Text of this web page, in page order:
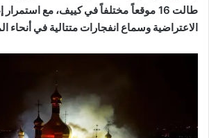
طالت 16 موقعاً مختلفاً
في كييف، مع استمرار
الاعتراضية وسماع انفجارات متتالية في أنحاء